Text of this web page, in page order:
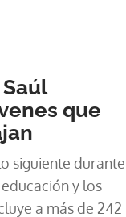
que
siguiente durante
y los
a más de 242